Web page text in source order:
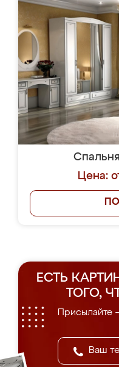
Цена:
ЕСТЬ
ТОГО,
Присылайте